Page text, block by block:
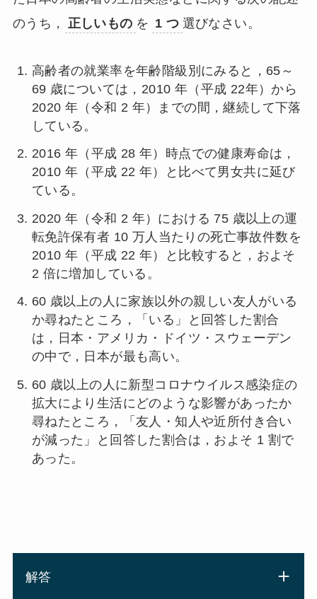
のうち，
正しいもの を 1 つ 選びなさい。
高齢者の就業率を年齢階級別にみると，65～
69 歳については，2010 年（平成 22年）から
2020 年（令和 2 年）までの間，継続して下落
している。
2016 年（平成 28 年）時点での健康寿命は，
2010 年（平成 22 年）と比べて男女共に延び
ている。
2020 年（令和 2 年）における 75 歳以上の運
転免許保有者 10 万人当たりの死亡事故件数を
2010 年（平成 22 年）と比較すると，およそ
2 倍に増加している。
60 歳以上の人に家族以外の親しい友人がいる
か尋ねたところ，「いる」と回答した割合
は，日本・アメリカ・ドイツ・スウェーデン
の中で，日本が最も高い。
60 歳以上の人に新型コロナウイルス感染症の
拡大により生活にどのような影響があったか
尋ねたところ，「友人・知人や近所付き合い
が減った」と回答した割合は，およそ 1 割で
あった。
解答